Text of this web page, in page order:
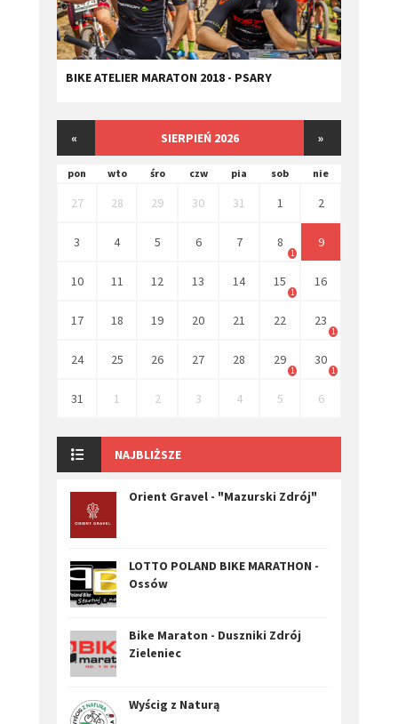
BIKE ATELIER MARATON 2018 - PSARY
« SIERPIEŃ 2026 »
pon wto śro czw pia sob nie
27 28 29 30 31 1 2
3 4 5 6 7 8
1
9
10 11 12 13 14 15
1
16
17 18 19 20 21 22 23
1
24 25 26 27 28 29
1
30
1
31 1 2 3 4 5 6
NAJBLIŻSZE
Orient Gravel - "Mazurski Zdrój"
LOTTO POLAND BIKE MARATHON -
Ossów
Bike Maraton - Duszniki Zdrój
Zieleniec
Wyścig z Naturą